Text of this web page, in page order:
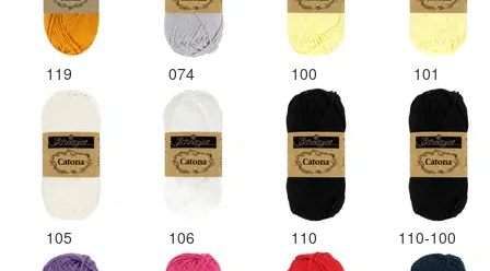
119 074 100 101
105 106 110 110-100